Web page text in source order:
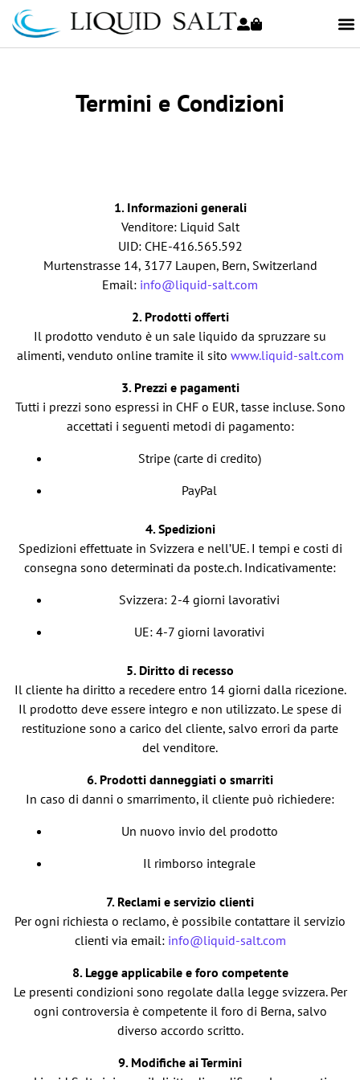
Termini e Condizioni
1. Informazioni generali
Venditore: Liquid Salt
UID: CHE-416.565.592
Murtenstrasse 14, 3177 Laupen, Bern, Switzerland
Email: info@liquid-salt.com
2. Prodotti offerti
Il prodotto venduto è un sale liquido da spruzzare su
alimenti, venduto online tramite il sito www.liquid-salt.com
3. Prezzi e pagamenti
Tutti i prezzi sono espressi in CHF o EUR, tasse incluse. Sono
accettati i seguenti metodi di pagamento:
Stripe (carte di credito)
PayPal
4. Spedizioni
Spedizioni effettuate in Svizzera e nell’UE. I tempi e costi di
consegna sono determinati da poste.ch. Indicativamente:
Svizzera: 2-4 giorni lavorativi
UE: 4-7 giorni lavorativi
5. Diritto di recesso
Il cliente ha diritto a recedere entro 14 giorni dalla ricezione.
Il prodotto deve essere integro e non utilizzato. Le spese di
restituzione sono a carico del cliente, salvo errori da parte
del venditore.
6. Prodotti danneggiati o smarriti
In caso di danni o smarrimento, il cliente può richiedere:
Un nuovo invio del prodotto
Il rimborso integrale
7. Reclami e servizio clienti
Per ogni richiesta o reclamo, è possibile contattare il servizio
clienti via email: info@liquid-salt.com
8. Legge applicabile e foro competente
Le presenti condizioni sono regolate dalla legge svizzera. Per
ogni controversia è competente il foro di Berna, salvo
diverso accordo scritto.
9. Modifiche ai Termini